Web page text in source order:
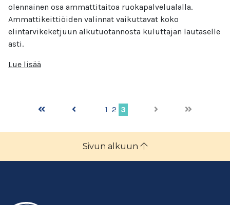
olennainen osa ammattitaitoa ruokapalvelualalla.
Ammattikeittiöiden valinnat vaikuttavat koko
elintarvikeketjuun alkutuotannosta kuluttajan lautaselle
asti.
Lue lisää
1 2 3
Sivun alkuun